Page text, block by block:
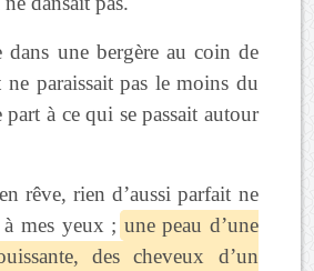
dans une bergère au coin de
ne paraissait pas le moins du
à ce qui se passait autour
rêve, rien d’aussi parfait ne
à mes yeux ; une peau d’une
des cheveux d’un